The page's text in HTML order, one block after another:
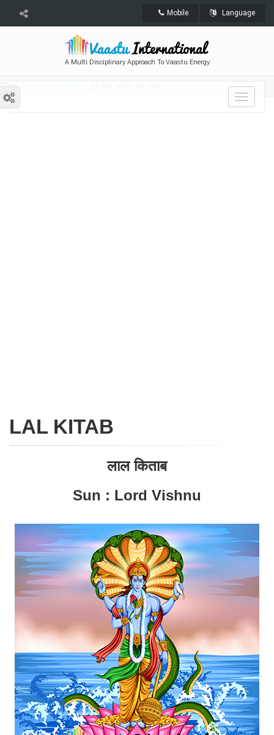
Mobile Language
A Multi Disciplinary Approach To Vaastu Energy
Toggle
LAL KITAB
लाल किताब
Sun : Lord Vishnu